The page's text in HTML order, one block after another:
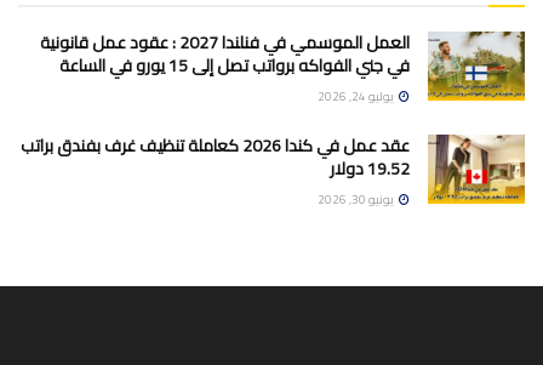
العمل الموسمي في فنلندا 2027 : عقود عمل قانونية
في جني الفواكه برواتب تصل إلى 15 يورو في الساعة
يوليو 24, 2026
عقد عمل في كندا 2026 كعاملة تنظيف غرف بفندق براتب
19.52 دولار
يونيو 30, 2026